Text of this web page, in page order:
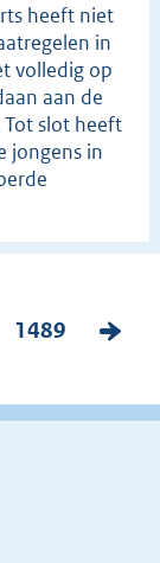
heeft niet
in
volledig op
aan de
slot heeft
jongens in
P
g
1489
V
l